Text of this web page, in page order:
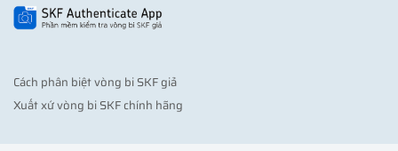
Cách phân biệt vòng bi SKF giả
Xuất xứ vòng bi SKF chính hãng